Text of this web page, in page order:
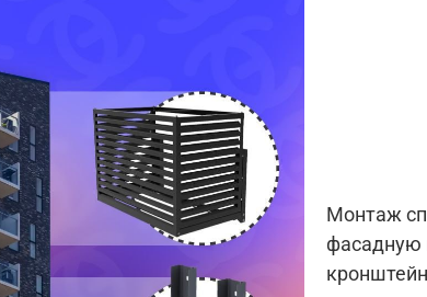
Монтаж
фасадную